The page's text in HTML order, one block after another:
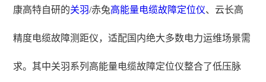
康高特自研的关羽/赤兔高能量电缆故障定位仪、云长高
精度电缆故障测距仪，适配国内绝大多数电力运维场景需
求。其中关羽系列高能量电缆故障定位仪整合了低压脉